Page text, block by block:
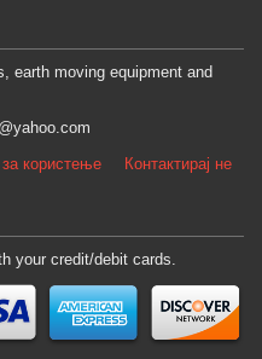
earth moving equipment and
користење Контактирај не
your credit/debit cards.